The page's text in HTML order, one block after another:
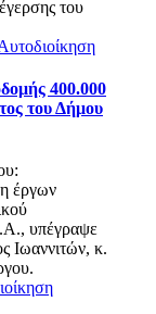
του
400.000
του Δήμου
έργων
υπέγραψε
Ιωαννιτών, κ.